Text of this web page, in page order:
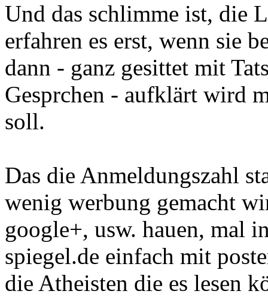
Und das schlimme ist, die
erfahren es erst, wenn sie
dann - ganz gesittet mit
Gesprchen - aufklärt wird
soll.
Das die Anmeldungszahl
wenig werbung gemacht
google+, usw. hauen, mal
spiegel.de einfach mit
die Atheisten die es lesen